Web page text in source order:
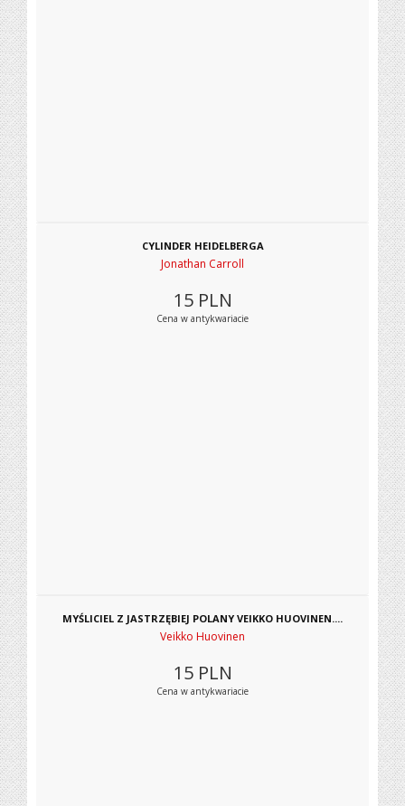
CYLINDER HEIDELBERGA
Jonathan Carroll
15 PLN
Cena w antykwariacie
MYŚLICIEL Z JASTRZĘBIEJ POLANY VEIKKO HUOVINEN....
Veikko Huovinen
15 PLN
Cena w antykwariacie